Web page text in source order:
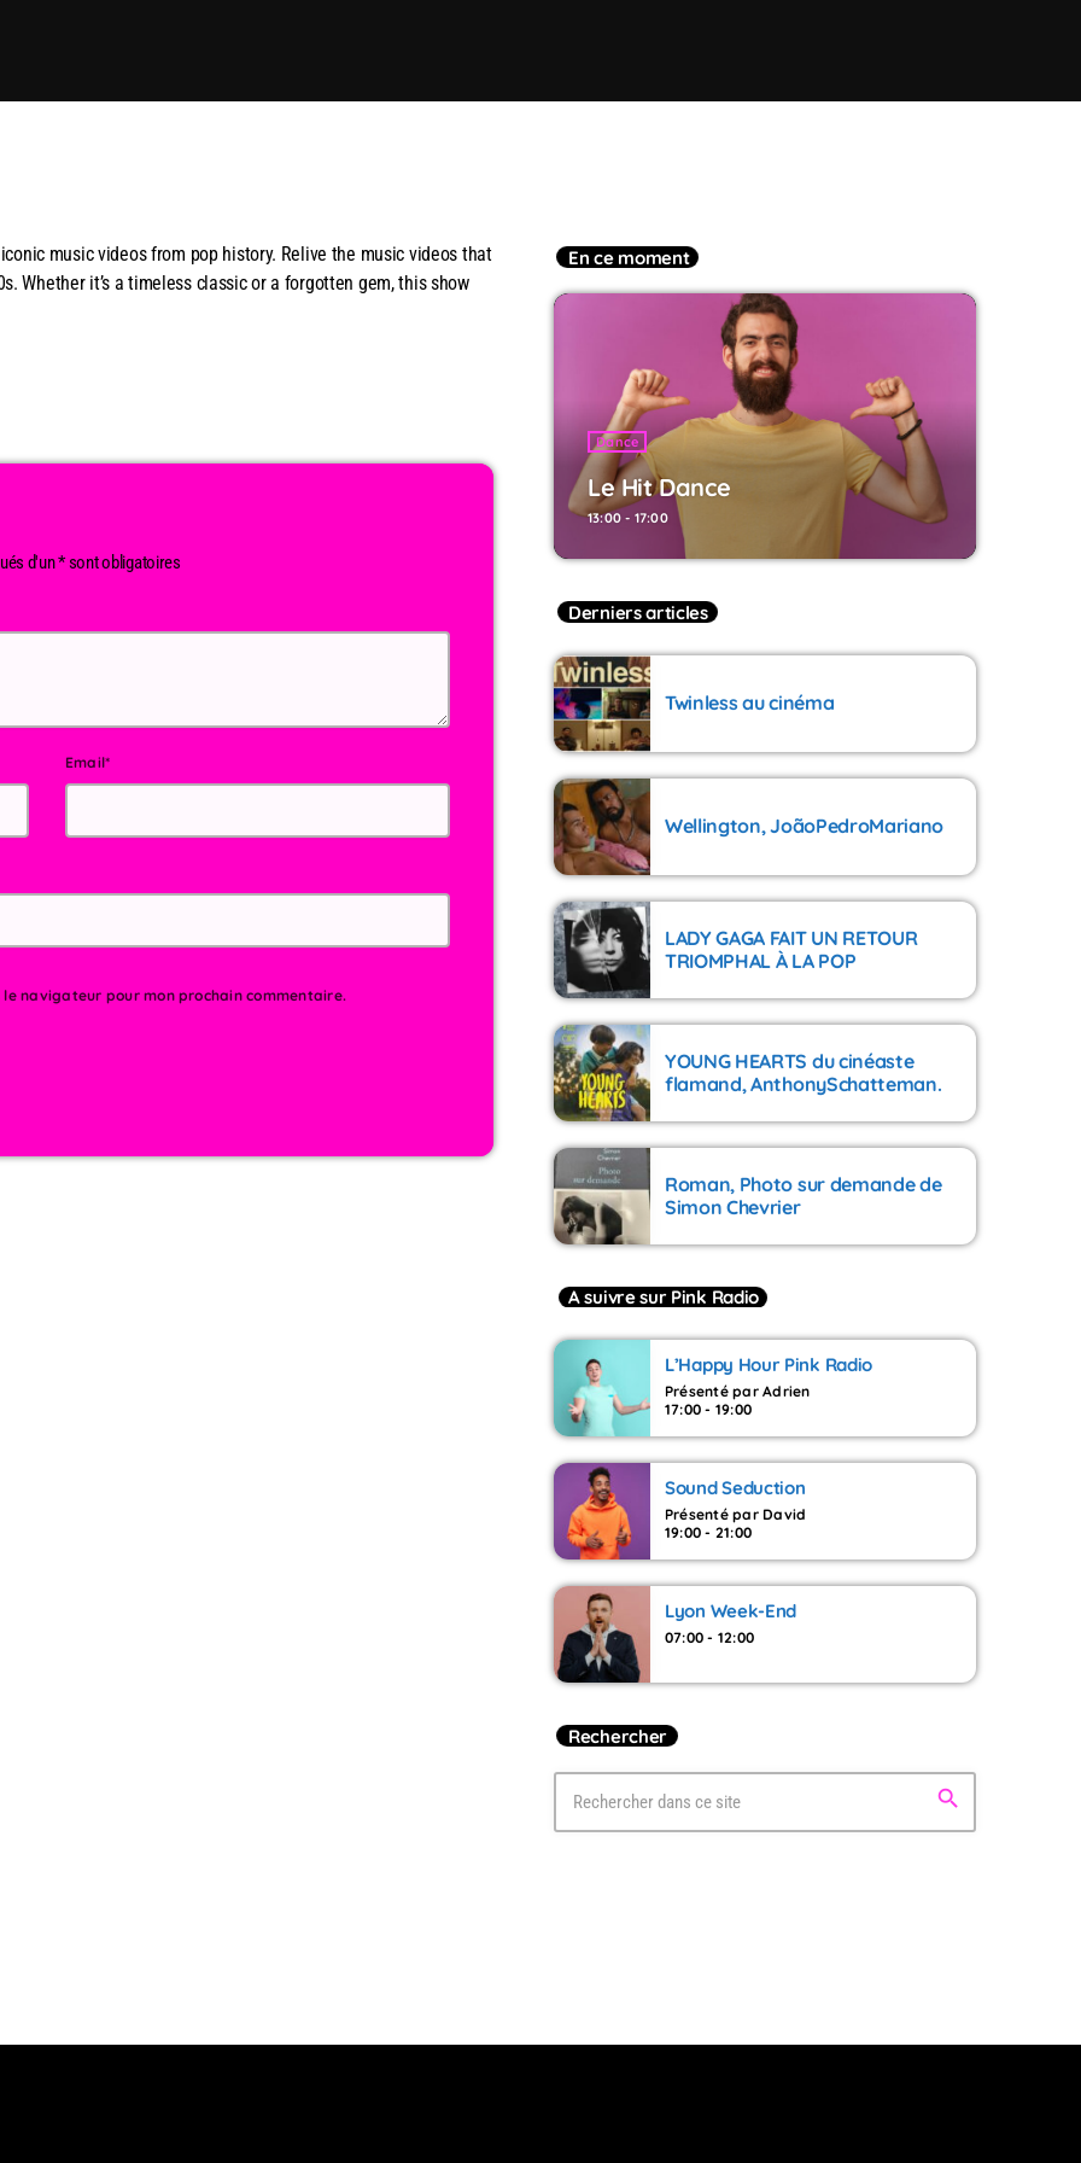
music videos from pop history. Relive the music videos that
Whether it’s a timeless classic or a forgotten gem, this show
d'un * sont obligatoires
Email*
navigateur pour mon prochain commentaire.
En ce moment
Dance
Le Hit Dance
13:00 - 17:00
Derniers articles
Twinless au cinéma
Wellington, JoãoPedroMariano
LADY GAGA FAIT UN RETOUR
TRIOMPHAL À LA POP
YOUNG HEARTS du cinéaste
flamand, AnthonySchatteman.
Roman, Photo sur demande de
Simon Chevrier
A suivre sur Pink Radio
L’Happy Hour Pink Radio
Présenté par Adrien
17:00 - 19:00
Sound Seduction
Présenté par David
19:00 - 21:00
Lyon Week-End
07:00 - 12:00
Rechercher
search